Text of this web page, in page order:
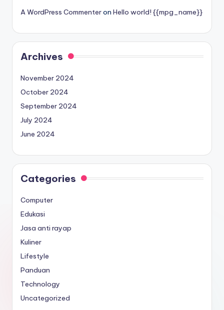
A WordPress Commenteron Hello world! {{mpg_name}}
Archives
November 2024
October 2024
September 2024
July 2024
June 2024
Categories
Computer
Edukasi
Jasa anti rayap
Kuliner
Lifestyle
Panduan
Technology
Uncategorized